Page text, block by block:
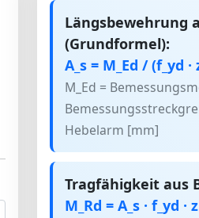
Längsbewehrung
(Grundformel):
A_s = M_Ed / (f_yd ·
M_Ed =
Hebelarm [mm]
Tragfähigkeit aus
M_Rd = A_s · f_yd